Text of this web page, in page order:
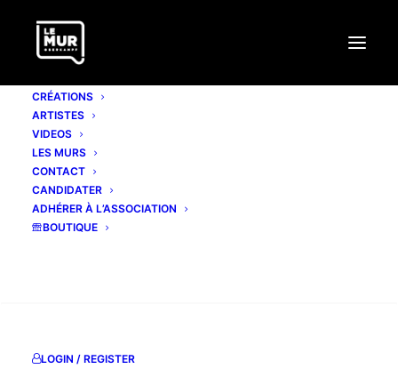
CRÉATIONS
ARTISTES
VIDEOS
LES MURS
CONTACT
CANDIDATER
ADHÉRER À L’ASSOCIATION
BOUTIQUE
LOGIN / REGISTER